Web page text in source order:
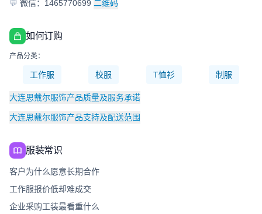
💬 微信：1465770699 二维码
如何订购
产品分类：
工作服 校服 T恤衫 制服
大连思戴尔服饰产品质量及服务承诺
大连思戴尔服饰产品支持及配送范围
服装常识
客户为什么愿意长期合作
工作服报价低却难成交
企业采购工装最看重什么